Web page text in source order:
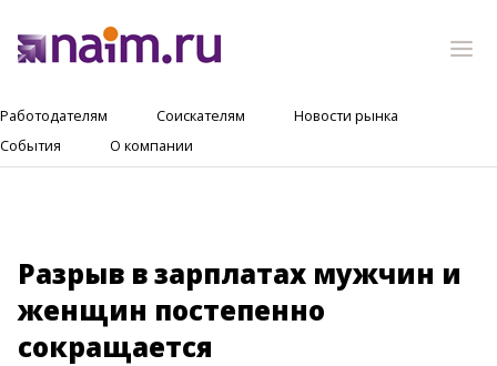
Работодателям Соискателям
Новости рынка
События
О компании
Разрыв в зарплатах мужчин и
женщин постепенно
сокращается